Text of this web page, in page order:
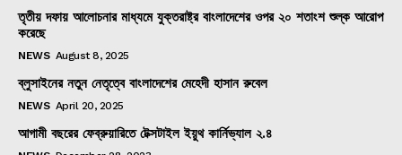
তৃতীয় দফায় আলোচনার মাধ্যমে যুক্তরাষ্ট্র বাংলাদেশের ওপর ২০ শতাংশ শুল্ক আরোপ
করেছে
NEWS August 8, 2025
ব্লুসাইনের নতুন নেতৃত্বে বাংলাদেশের মেহেদী হাসান রুবেল
NEWS April 20, 2025
আগামী বছরের ফেব্রুয়ারিতে টেক্সটাইল ইয়ুথ কার্নিভ্যাল ২.৪